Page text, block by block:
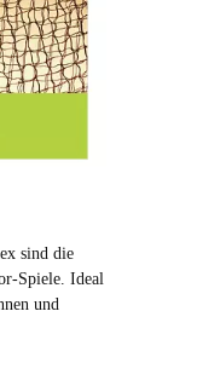
sind die
Spiele. Ideal
und